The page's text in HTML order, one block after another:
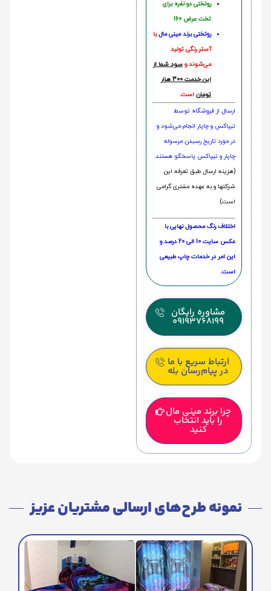
روتختی دو نفره برای
تخت عرض 160
روتختی‌ برند مینی مالبا
آستر رنگی تولید
می‌شوند و سود شما از
این خدمت 300 هزار
تومان است.
ارسال از فروشگاه توسط
تیپاکس و چاپار انجام می‌شود و
در مورد تاریخ رسیدن مرسوله
چاپار و تیپاکس پاسخگو هستند.
(هزینه ارسال طبق تعرفه این
شرکتها و به عهده مشتری گرامی
است)
اختلاف رنگ محصول نهایی با
عکس سایت 10 الی 20 درصد و
این امر در خدمات چاپ طبیعی
است.
مشاوره رایگان
09193768199
ارتباط سریع با ما
در پیام‌رسان بله
چرا برند مینی مال
را باید انتخاب
کنید
نمونه طرح‌های ارسالی مشتریان عزیز